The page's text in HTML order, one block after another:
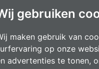
gebruiken
maken gebruik van
op onze
advertenties te tonen,